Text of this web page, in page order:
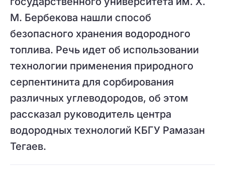
М. Бербекова нашли способ
безопасного хранения водородного
топлива. Речь идет об использовании
технологии применения природного
серпентинита для сорбирования
различных углеводородов, об этом
рассказал руководитель центра
водородных технологий КБГУ Рамазан
Тегаев.